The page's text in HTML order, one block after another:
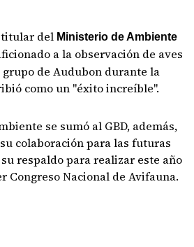
titular del Ministerio de Ambiente
a la observación de aves
de Audubon durante la
como un "éxito increíble".
se sumó al GBD, además,
colaboración para las futuras
respaldo para realizar este año
Congreso Nacional de Avifauna.